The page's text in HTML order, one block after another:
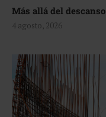
Más allá del descanso
4 agosto, 2026